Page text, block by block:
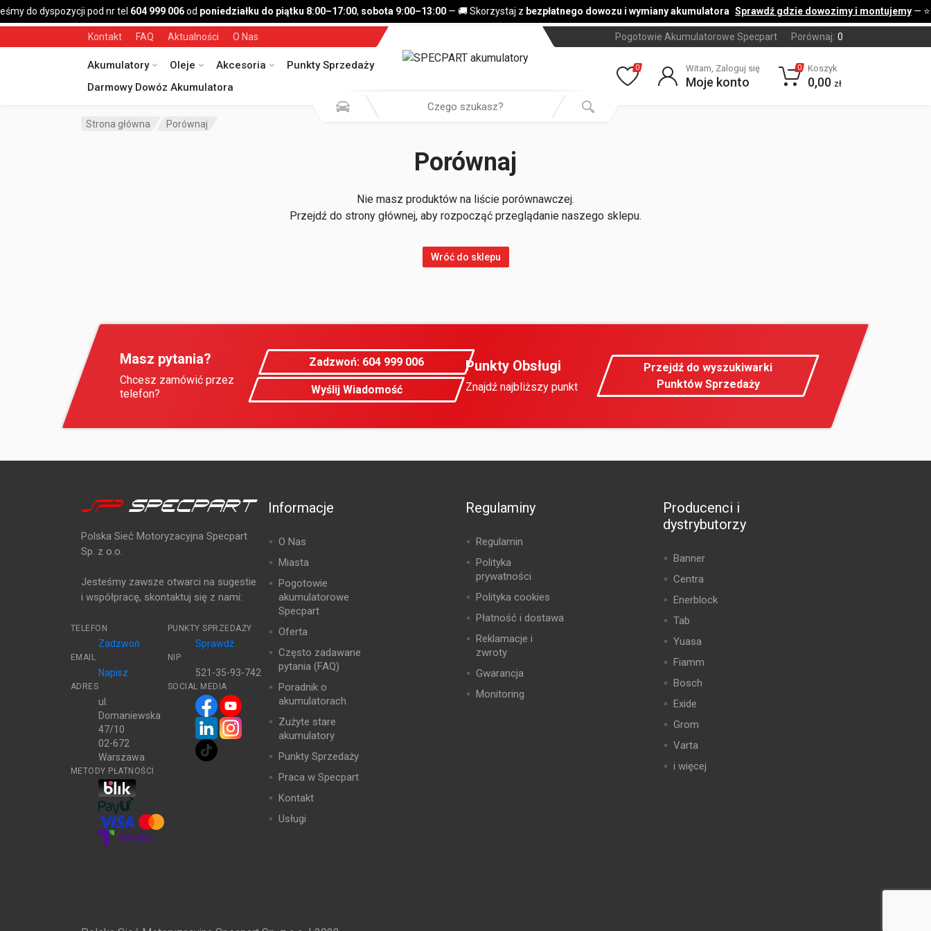
do dyspozycji pod nr tel 604 999 006od poniedziałku do piątku 8:00–17:00,sobota 9:00–13:00— 🚚 Skorzystaj z bezpłatnego dowozu i wymiany akumulatora Sprawdź gdzie dowozimy i montujemy— ⭐
Kontakt FAQ Aktualności O Nas Pogotowie Akumulatorowe Specpart Porównaj: 0
Akumulatory Oleje Akcesoria
Punkty Sprzedaży
Darmowy Dowóz Akumulatora
0 Witam, Zaloguj się
Moje konto
0 Koszyk
0,00 zł
Strona główna Porównaj
Porównaj
Nie masz produktów na liście porównawczej.
Przejdź do strony głównej, aby rozpocząć przeglądanie naszego sklepu.
Wróć do sklepu
Masz pytania?
Chcesz zamówić przez
telefon?
Zadzwoń: 604 999 006
Wyślij Wiadomość
Punkty Obsługi
Znajdź najbliższy punkt
Przejdź do wyszukiwarki
Punktów Sprzedaży
Polska Sieć Motoryzacyjna Specpart
Sp. z o.o.
Jesteśmy zawsze otwarci na sugestie
i współpracę, skontaktuj się z nami:
TELEFON
Zadzwoń
PUNKTY SPRZEDAŻY
Sprawdź
EMAIL
Napisz
NIP
521-35-93-742
ADRES
ul.
Domaniewska
47/10
02-672
Warszawa
SOCIAL MEDIA
METODY PŁATNOŚCI
Informacje
O Nas
Miasta
Pogotowie
akumulatorowe
Specpart
Oferta
Często zadawane
pytania (FAQ)
Poradnik o
akumulatorach
Zużyte stare
akumulatory
Punkty Sprzedaży
Praca w Specpart
Kontakt
Usługi
Regulaminy
Regulamin
Polityka
prywatności
Polityka cookies
Płatność i dostawa
Reklamacje i
zwroty
Gwarancja
Monitoring
Producenci i
dystrybutorzy
Banner
Centra
Enerblock
Tab
Yuasa
Fiamm
Bosch
Exide
Grom
Varta
i więcej